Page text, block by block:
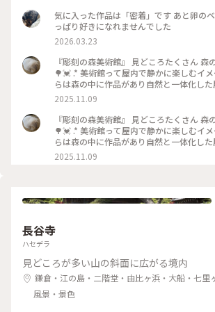
気に入った作品は「密着」です あと卵の
っぱり好きになれませんでした
2026.03.23
『彫刻の森美術館』 見どころたくさん 森
🌳💓 .* 美術館って屋内で静かに楽しむイ
らは森の中に作品があり自然と一体化し
館のイメージをいい意味で覆される素敵な
中でも、このステンドグラスの塔は圧巻
きらないくらい 視界いっぱいにキラキラ
と吸い込まれそう！ 先日、素敵ユーザー
ましたが ”幸せをよぶシンフォニー”とい
ほんと幸せいっぱいになれる作品でした。
いろいろな模様があり、それを見つける
南伊奈ヶ湖に行った次の日に訪れました。
2025.11.09
『彫刻の森美術館』 見どころたくさん 森
🌳💓 .* 美術館って屋内で静かに楽しむイ
らは森の中に作品があり自然と一体化し
館のイメージをいい意味で覆される素敵な
中でも、このステンドグラスの塔は圧巻
ー”という名前なんですね☺️ ほんと幸せい
り(2枚目)！ 自然いっぱいの中お散歩も楽
も3年前の今頃の写真です。 南伊奈ヶ湖に
ました。 #彫刻の森美術館 #箱根 #ことりっ
2025.11.09
長谷寺
ハセデラ
見どころが多い山の斜面に広がる境内
鎌倉・江の島・二階堂・由比ヶ浜・大船・七里
風景・景色